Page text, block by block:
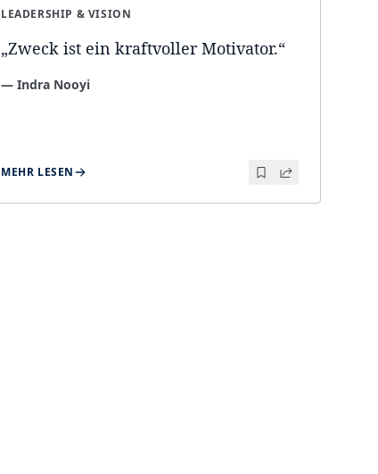
LEADERSHIP & VISION
„Zweck ist ein kraftvoller Motivator.“
— Indra Nooyi
MEHR LESEN